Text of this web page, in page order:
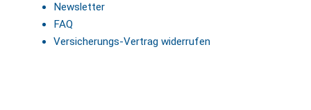
Newsletter
FAQ
Versicherungs-Vertrag widerrufen